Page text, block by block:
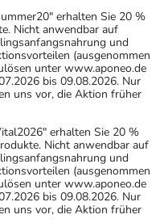
erhalten Sie 20 %
Nicht anwendbar auf
und
(ausgenommen
unter www.aponeo.de
bis 09.08.2026. Nur
uns vor, die Aktion früher
erhalten Sie 20 %
Nicht anwendbar auf
und
(ausgenommen
unter www.aponeo.de
bis 09.08.2026. Nur
uns vor, die Aktion früher